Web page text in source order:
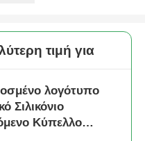
τιμή για
λογότυπο
Σιλικόνιο
Κύπελλο